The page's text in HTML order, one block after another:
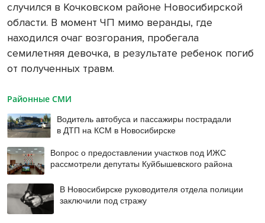
случился в Кочковском районе Новосибирской
области. В момент ЧП мимо веранды, где
находился очаг возгорания, пробегала
семилетняя девочка, в результате ребенок погиб
от полученных травм.
Районные СМИ
Водитель автобуса и пассажиры пострадали
в ДТП на КСМ в Новосибирске
Вопрос о предоставлении участков под ИЖС
рассмотрели депутаты Куйбышевского района
В Новосибирске руководителя отдела полиции
заключили под стражу